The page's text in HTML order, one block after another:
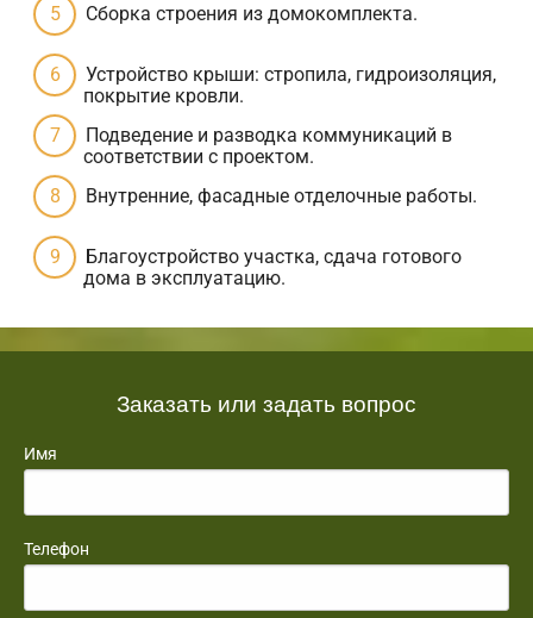
Сборка строения из домокомплекта.
Устройство крыши: стропила, гидроизоляция,
покрытие кровли.
Подведение и разводка коммуникаций в
соответствии с проектом.
Внутренние, фасадные отделочные работы.
Благоустройство участка, сдача готового
дома в эксплуатацию.
Заказать или задать вопрос
Имя
Телефон